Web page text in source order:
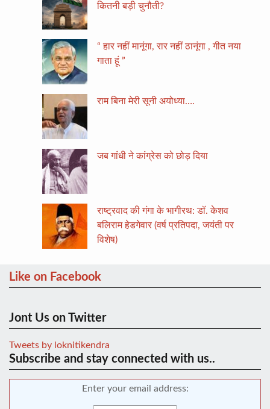
कितनी बड़ी चुनौती?
“ हार नहीं मानूंगा, रार नहीं ठानूंगा , गीत नया
गाता हूं ”
राम बिना मेरी सूनी अयोध्या….
जब गांधी ने कांग्रेस को छोड़ दिया
राष्ट्रवाद की गंगा के भागीरथ: डॉ. केशव
बलिराम हेडगेवार (वर्ष प्रतिपदा, जयंती पर
विशेष)
Like on Facebook
Jont Us on Twitter
Tweets by loknitikendra
Subscribe and stay connected with us..
Enter your email address: